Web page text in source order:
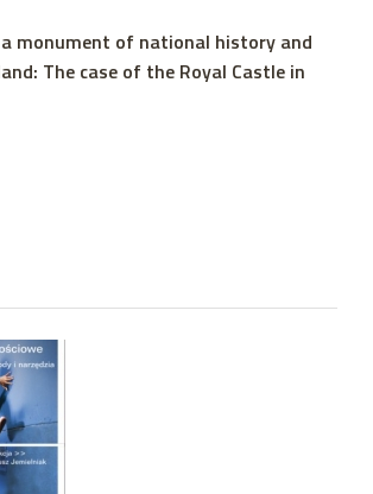
monument of national history and
The case of the Royal Castle in